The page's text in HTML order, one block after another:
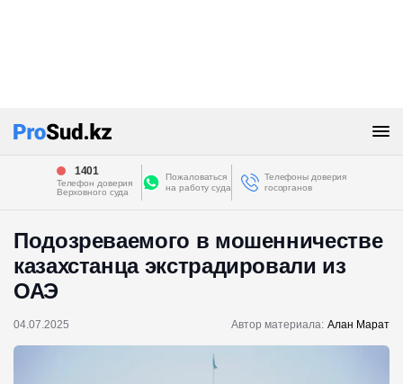
1401
Телефон доверия
Верховного суда
Пожаловаться
на работу суда
Телефоны доверия
госорганов
Подозреваемого в мошенничестве
казахстанца экстрадировали из
ОАЭ
04.07.2025 Автор материала: Алан Марат